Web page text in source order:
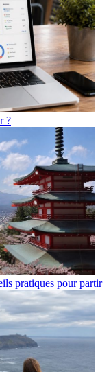
?
pratiques pour partir